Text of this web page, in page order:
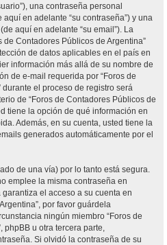
una contraseña personal
en adelante “su contraseña”) y una
aquí en adelante “su email”). La
Contadores Públicos de Argentina”
de datos aplicables en el país en
información más allá de su nombre de
de e-mail requerida por “Foros de
el proceso de registro será
de “Foros de Contadores Públicos de
tiene la opción de qué información en
Además, en su cuenta, usted tiene la
generados automáticamente por el
de una vía) por lo tanto está segura.
emplee la misma contraseña en
el acceso a su cuenta en
por favor guárdela
ningún miembro “Foros de
phpBB u otra tercera parte,
Si olvidó la contraseña de su